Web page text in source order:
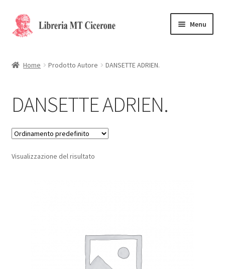
Vai
alla
Vai
al
Menu
La Storia
Contattaci
Cassa
Home Prodotto Autore DANSETTE ADRIEN.
DANSETTE ADRIEN.
Visualizzazione del risultato